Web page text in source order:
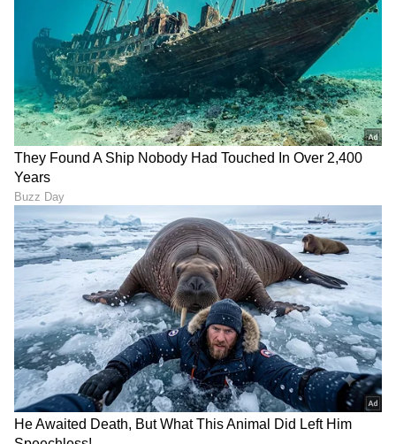
ABOUT THE AUTHOR
VP Vinutha Perla
ಪೋಷಕರು ಮಕ್ಕಳು
Published :Jul 28 2023, 11:43 AM IST
ಆರೋಗ್ಯ, ಸೌಂದರ್ಯ, ಫಿಟ್‌ನೆಸ್,ಕಿಚನ್ ಟಿಪ್ಸ್‌,
ಸಂಬಂಧ,ಫ್ಯಾಷನ್,ರೆಸಿಪಿಅಪ್ಡೇಟ್‌ಗಳಿಗಾಗಿ
ಏಷ್ಯಾನೆಟ್ ಸುವರ್ಣ ನ್ಯೂಸ್‌ ಫಾಲೋ ಮಾಡಿ.